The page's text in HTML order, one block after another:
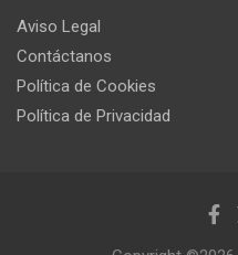
Aviso Legal
Contáctanos
Política de Cookies
Política de Privacidad